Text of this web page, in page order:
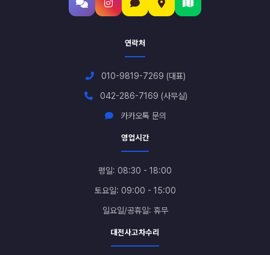
연락처
010-9819-7269 (대표)
042-286-7169 (사무실)
카카오톡 문의
영업시간
평일: 08:30 - 18:00
토요일: 09:00 - 15:00
일요일/공휴일: 휴무
대전사고차수리